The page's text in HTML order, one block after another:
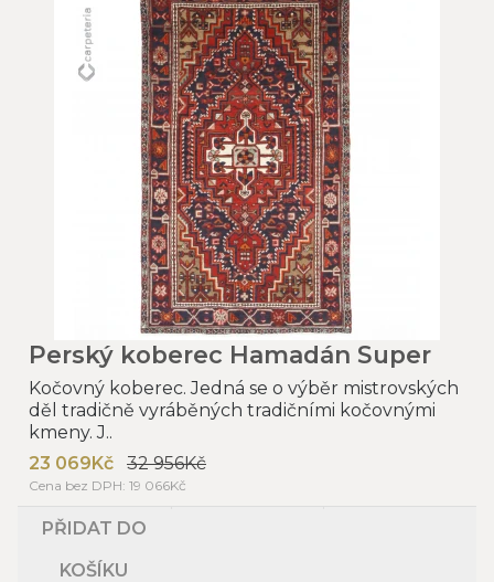
Perský koberec Hamadán Super
Kočovný koberec. Jedná se o výběr mistrovských
děl tradičně vyráběných tradičními kočovnými
kmeny. J..
23 069Kč
32 956Kč
Cena bez DPH: 19 066Kč
PŘIDAT DO
KOŠÍKU